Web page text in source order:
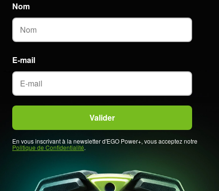
E-mail
Nom
En vous inscrivant à la newsletter d'EGO Power+, vous acceptez notre
Politique de Confidentialité.